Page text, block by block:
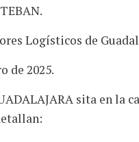
Logísticos de
de 2025.
sita en la